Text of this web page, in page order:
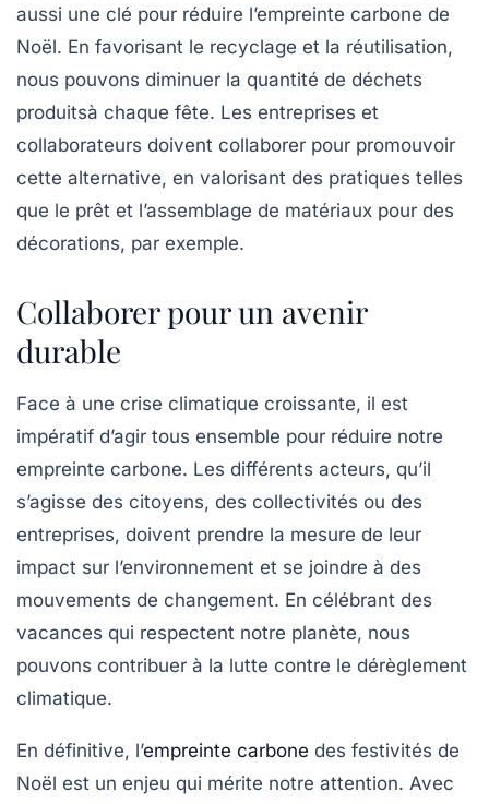
aussi une clé pour réduire l’empreinte carbone de
Noël. En favorisant le recyclage et la réutilisation,
nous pouvons diminuer la quantité de déchets
produitsà chaque fête. Les entreprises et
collaborateurs doivent collaborer pour promouvoir
cette alternative, en valorisant des pratiques telles
que le prêt et l’assemblage de matériaux pour des
décorations, par exemple.
Collaborer pour un avenir
durable
Face à une crise climatique croissante, il est
impératif d’agir tous ensemble pour réduire notre
empreinte carbone. Les différents acteurs, qu’il
s’agisse des citoyens, des collectivités ou des
entreprises, doivent prendre la mesure de leur
impact sur l’environnement et se joindre à des
mouvements de changement. En célébrant des
vacances qui respectent notre planète, nous
pouvons contribuer à la lutte contre le dérèglement
climatique.
En définitive, l’empreinte carbone des festivités de
Noël est un enjeu qui mérite notre attention. Avec